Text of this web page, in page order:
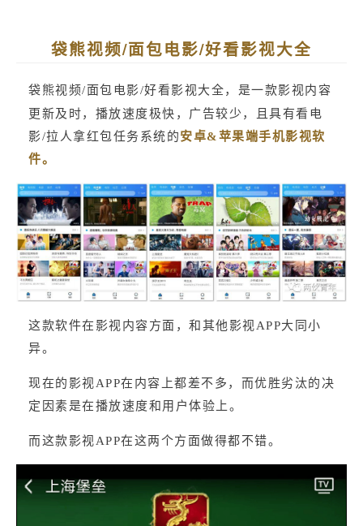
袋熊视频/面包电影/好看影视大全
袋熊视频/面包电影/好看影视大全，是一款影视内容
更新及时，播放速度极快，广告较少，且具有看电
影/拉人拿红包任务系统的安卓&苹果端手机影视软
件。
这款软件在影视内容方面，和其他影视APP大同小
异。
现在的影视APP在内容上都差不多，而优胜劣汰的决
定因素是在播放速度和用户体验上。
而这款影视APP在这两个方面做得都不错。